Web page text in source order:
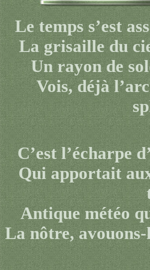
Le temps s’est
La grisaille du
Un rayon de
Vois, déjà
C’est l’écharpe
Qui apportait
Antique météo
La nôtre,